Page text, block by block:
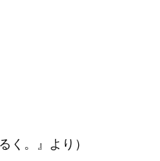
く。』より）